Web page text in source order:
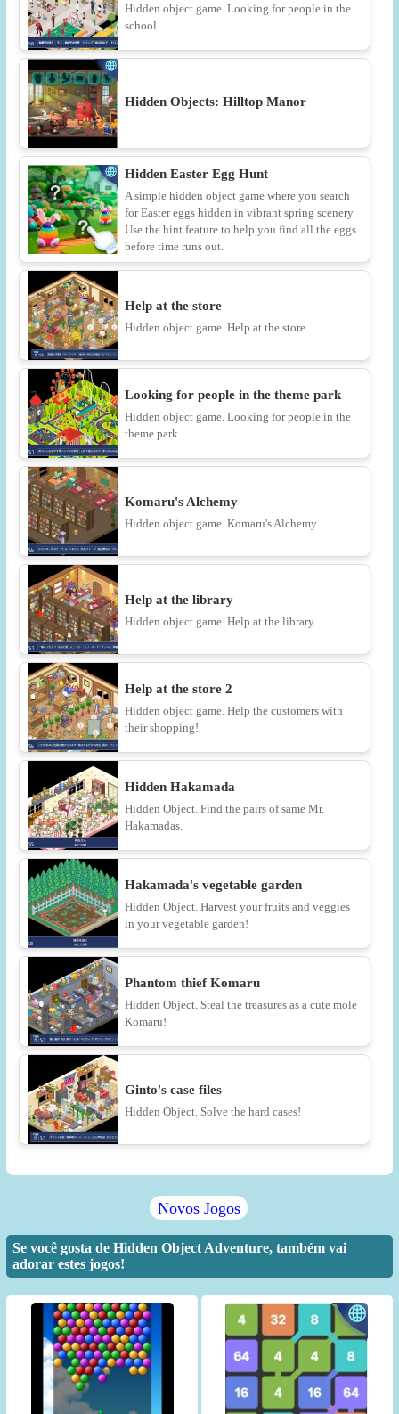
Hidden object game. Looking for people in the
school.
Hidden Objects: Hilltop Manor
Hidden Easter Egg Hunt
A simple hidden object game where you search
for Easter eggs hidden in vibrant spring scenery.
Use the hint feature to help you find all the eggs
before time runs out.
Help at the store
Hidden object game. Help at the store.
Looking for people in the theme park
Hidden object game. Looking for people in the
theme park.
Komaru's Alchemy
Hidden object game. Komaru's Alchemy.
Help at the library
Hidden object game. Help at the library.
Help at the store 2
Hidden object game. Help the customers with
their shopping!
Hidden Hakamada
Hidden Object. Find the pairs of same Mr.
Hakamadas.
Hakamada's vegetable garden
Hidden Object. Harvest your fruits and veggies
in your vegetable garden!
Phantom thief Komaru
Hidden Object. Steal the treasures as a cute mole
Komaru!
Ginto's case files
Hidden Object. Solve the hard cases!
Novos Jogos
Se você gosta de Hidden Object Adventure, também vai
adorar estes jogos!